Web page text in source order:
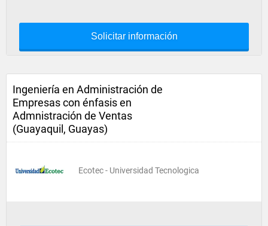
Solicitar información
Ingeniería en Administración de
Empresas con énfasis en
Admnistración de Ventas
(Guayaquil, Guayas)
Ecotec - Universidad Tecnologica